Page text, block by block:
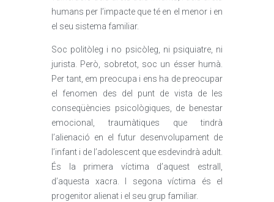
humans per l’impacte que té en el menor i en
el seu sistema familiar.
Soc politòleg i no psicòleg, ni psiquiatre, ni
jurista. Però, sobretot, soc un ésser humà.
Per tant, em preocupa i ens ha de preocupar
el fenomen des del punt de vista de les
conseqüències psicològiques, de benestar
emocional, traumàtiques que tindrà
l’alienació en el futur desenvolupament de
l’infant i de l’adolescent que esdevindrà adult.
És la primera víctima d’aquest estrall,
d’aquesta xacra. I segona víctima és el
progenitor alienat i el seu grup familiar.